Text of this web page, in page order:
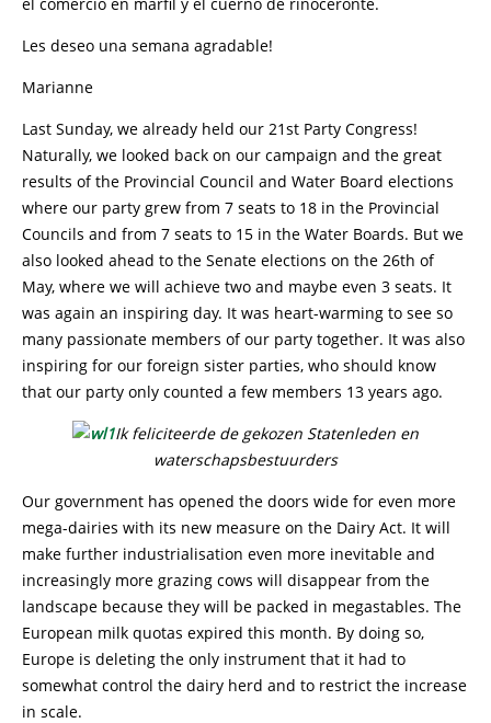
Les deseo una semana agradable!
Marianne
Last Sunday, we already held our 21st Party Congress!
Naturally, we looked back on our campaign and the great
results of the Provincial Council and Water Board elections
where our party grew from 7 seats to 18 in the Provincial
Councils and from 7 seats to 15 in the Water Boards. But we
also looked ahead to the Senate elections on the 26th of
May, where we will achieve two and maybe even 3 seats. It
was again an inspiring day. It was heart-warming to see so
many passionate members of our party together. It was also
inspiring for our foreign sister parties, who should know
that our party only counted a few members 13 years ago.
Ik feliciteerde de gekozen Statenleden en
waterschapsbestuurders
Our government has opened the doors wide for even more
mega-dairies with its new measure on the Dairy Act. It will
make further industrialisation even more inevitable and
increasingly more grazing cows will disappear from the
landscape because they will be packed in megastables. The
European milk quotas expired this month. By doing so,
Europe is deleting the only instrument that it had to
somewhat control the dairy herd and to restrict the increase
in scale.